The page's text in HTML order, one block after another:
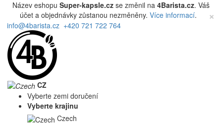
Název eshopu Super-kapsle.cz se změnil na 4Barista.cz. Váš
účet a objednávky zůstanou nezměněny. Více informací. ×
info@4barista.cz +420 721 722 764
CZ
Vyberte zemi doručení
Vyberte krajinu
Czech